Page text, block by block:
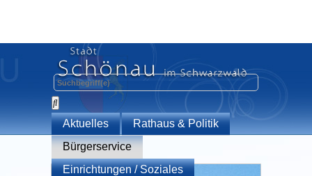
Aktuelles
Rathaus & Politik
Bürgerservice
Einrichtungen / Soziales